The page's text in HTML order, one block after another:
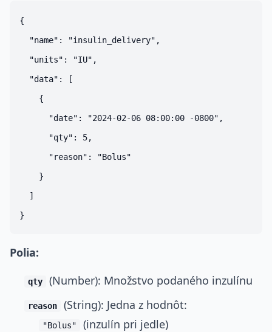
{
  "name": "insulin_delivery",
  "units": "IU",
  "data": [
    {
      "date": "2024-02-06 08:00:00 -0800",
      "qty": 5,
      "reason": "Bolus"
    }
  ]
Polia:
qty (Number): Množstvo podaného inzulínu
reason (String): Jedna z hodnôt:
"Bolus" (inzulín pri jedle)